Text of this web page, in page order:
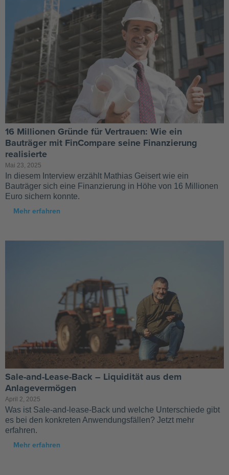
16 Millionen Gründe für Vertrauen: Wie ein
Bauträger mit FinCompare seine Finanzierung
realisierte
Mai 23, 2025
In diesem Interview erzählt Mathias Geisert wie ein
Bauträger sich eine Finanzierung in Höhe von 16 Millionen
Euro sichern konnte.
Mehr erfahren
Sale-and-Lease-Back – Liquidität aus dem
Anlagevermögen
April 2, 2025
Was ist Sale-and-lease-Back und welche Unterschiede gibt
es bei den konkreten Anwendungsfällen? Jetzt mehr
erfahren.
Mehr erfahren